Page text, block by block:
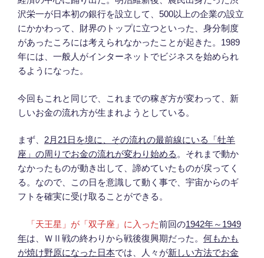
沢栄一が日本初の銀行を設立して、500以上の企業の設立
にかかわって、財界のトップに立つといった、身分制度
があったころには考えられなかったことが起きた。1989
年には、一般人がインターネットでビジネスを始められ
るようになった。
今回もこれと同じで、これまでの稼ぎ方が変わって、新
しいお金の流れ方が生まれようとしている。
まず、 2月21日を境に、その流れの最前線にいる「牡羊
座」の周りでお金の流れが変わり始める 。それまで動か
なかったものが動き出して、諦めていたものが戻ってく
る。なので、この日を意識して動く事で、宇宙からのギ
フトを確実に受け取ることができる。
「天王星」が「双子座」に入った前回の1942年～1949
年は、ＷⅡ戦の終わりから戦後復興期だった。 何もかも
が焼け野原になった日本では、人々が新しい方法でお金